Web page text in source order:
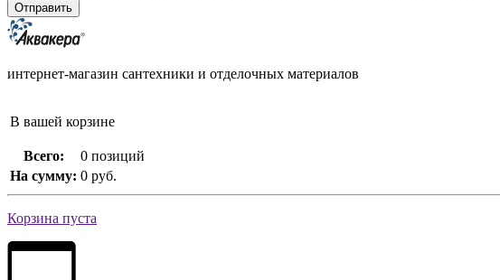
интернет-магазин сантехники и отделочных материалов
В вашей корзине
Всего:
0 позиций
На сумму: 0 руб.
Корзина пуста